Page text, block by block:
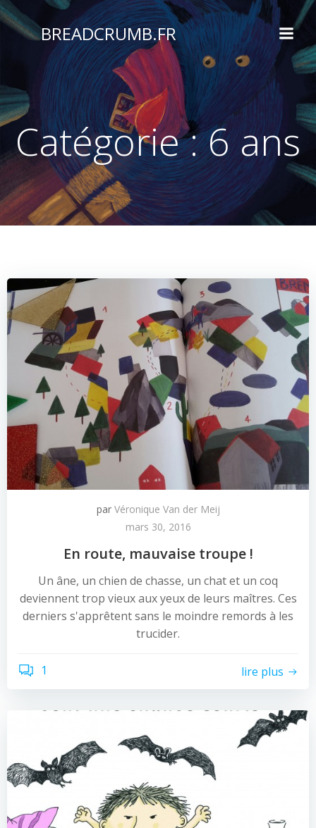
Aller
au
contenu
BREADCRUMB.FR
Catégorie :6 ans
par Véronique Van der Meij
mars 30, 2016
En route, mauvaise troupe !
Un âne, un chien de chasse, un chat et un coq
deviennent trop vieux aux yeux de leurs maîtres. Ces
derniers s'apprêtent sans le moindre remords à les
trucider.
1 lire plus